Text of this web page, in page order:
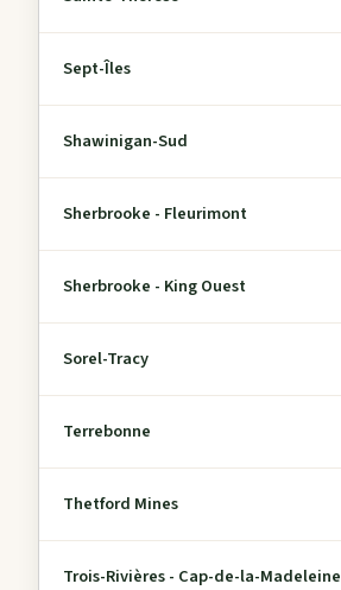
Sept-Îles
Shawinigan-Sud
Sherbrooke - Fleurimont
Sherbrooke - King Ouest
Sorel-Tracy
Terrebonne
Thetford Mines
Trois-Rivières - Cap-de-la-Madeleine